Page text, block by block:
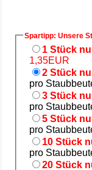
Spartipp: Unsere
1,35EUR
pro
pro
pro
pro